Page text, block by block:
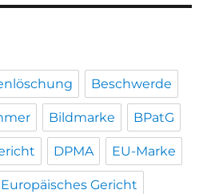
Beschwerde
Bildmarke BPatG
DPMA EU-Marke
Europäisches Gericht